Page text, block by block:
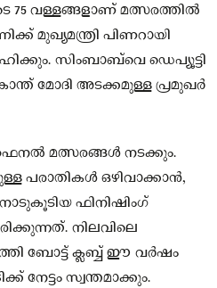
75 വള്ളങ്ങളാണ് മത്സരത്തിൽ
മുഖ്യമന്ത്രി പിണറായി
സിംബാബ്‌വെ ഡെപ്യൂട്ടി
മോദി അടക്കമുള്ള പ്രമുഖർ
മത്സരങ്ങൾ നടക്കും.
പരാതികൾ ഒഴിവാക്കാൻ,
ഫിനിഷിംഗ്
നിലവിലെ
ബോട്ട് ക്ലബ്ബ് ഈ വർഷം
നേട്ടം സ്വന്തമാക്കും.